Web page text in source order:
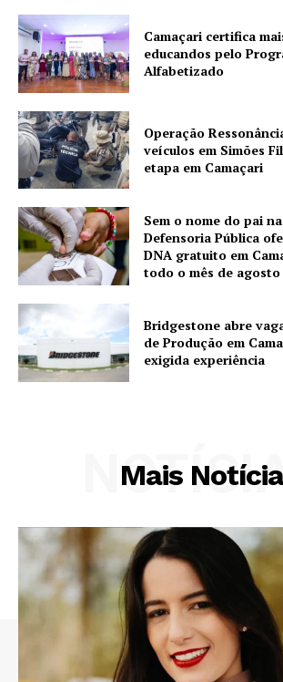
Camaçari certifica
educandos pelo
Alfabetizado
Operação
veículos em Simões
etapa em Camaçari
Sem o nome do pai
Defensoria Pública
DNA gratuito em
todo o mês de agosto
Bridgestone abre
de Produção em
exigida experiência
Mais